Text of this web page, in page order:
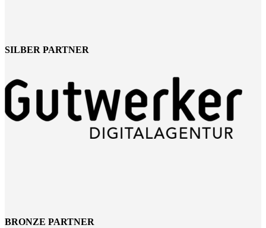
SILBER PARTNER
BRONZE PARTNER